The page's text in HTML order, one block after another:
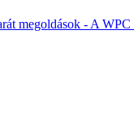
megoldások - A